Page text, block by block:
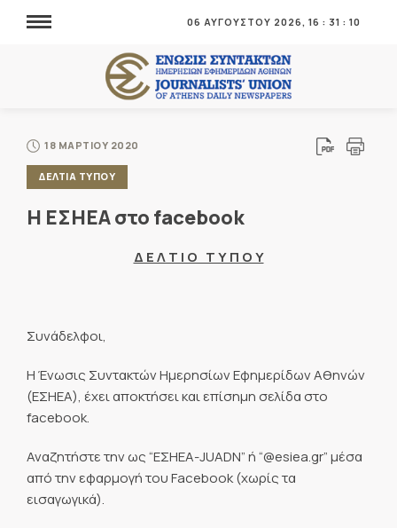
06 ΑΥΓΟΥΣΤΟΥ 2026, 16 : 31 : 10
18 ΜΑΡΤΙΟΥ 2020
ΔΕΛΤΙΑ ΤΥΠΟΥ
Η ΕΣΗΕΑ στο facebook
Δ Ε Λ Τ Ι Ο Τ Υ Π Ο Υ
Συνάδελφοι,
Η Ένωσις Συντακτών Ημερησίων Εφημερίδων Αθηνών
(ΕΣΗΕΑ), έχει αποκτήσει και επίσημη σελίδα στο
facebook.
Αναζητήστε την ως “ΕΣΗΕΑ-JUADN” ή “@esiea.gr” μέσα
από την εφαρμογή του Facebook (χωρίς τα
εισαγωγικά).